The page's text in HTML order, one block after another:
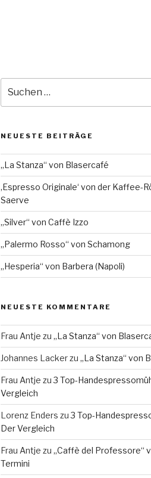
nach:
NEUESTE BEITRÄGE
„La Stanza“ von Blasercafé
‚Espresso Originale‘ von der Kaffee-
Saerve
„Silver“ von Caffè Izzo
„Palermo Rosso“ von Schamong
„Hesperia“ von Barbera (Napoli)
NEUESTE KOMMENTARE
Frau Antje zu „La Stanza“ von
Johannes Lackerzu „La Stanza“ von
Frau Antje zu3 Top-
Vergleich
Lorenz Enders zu3 Top-
Der Vergleich
Frau Antje zu „Caffè del Professore“
Termini